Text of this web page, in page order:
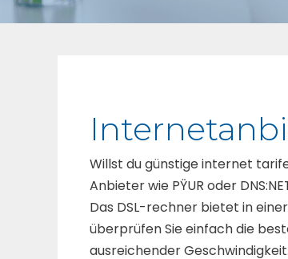
Willst du günstige internet
Anbieter wie PŸUR oder
Das DSL-rechner bietet in
überprüfen Sie einfach die
ausreichender